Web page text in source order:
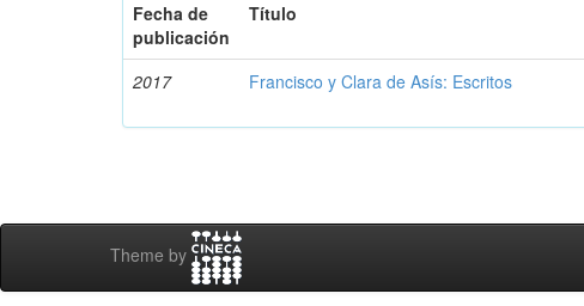
Fecha de
publicación
Título
2017 Francisco y Clara de Asís: Escritos
Theme by